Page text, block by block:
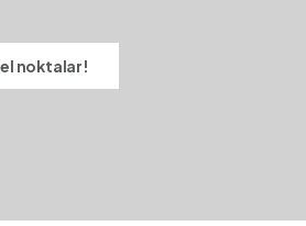
noktalar!